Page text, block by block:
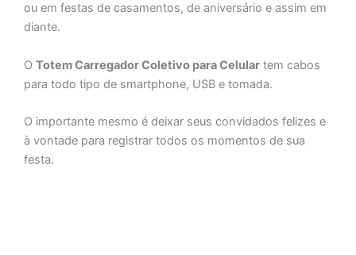
ou em festas de casamentos, de aniversário e assim em
diante.
O TotemCarregador Coletivo para Celular tem cabos
para todo tipo de smartphone, USB e tomada.
O importante mesmo é deixar seus convidados felizes e
à vontade para registrar todos os momentos de sua
festa.